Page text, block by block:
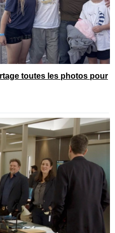
toutes les photos pour